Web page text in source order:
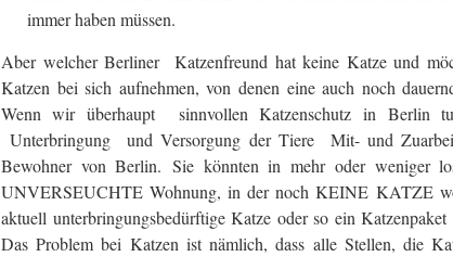
immer haben müssen.
Aber welcher Berliner Katzenfreund hat keine Katze und
Katzen bei sich aufnehmen, von denen eine auch noch
Wenn wir überhaupt sinnvollen Katzenschutz in Berlin
Unterbringung und Versorgung der Tiere Mit- und
Bewohner von Berlin. Sie könnten in mehr oder weniger
UNVERSEUCHTE Wohnung, in der noch KEINE KATZE
aktuell unterbringungsbedürftige Katze oder so ein
Das Problem bei Katzen ist nämlich, dass alle Stellen, die